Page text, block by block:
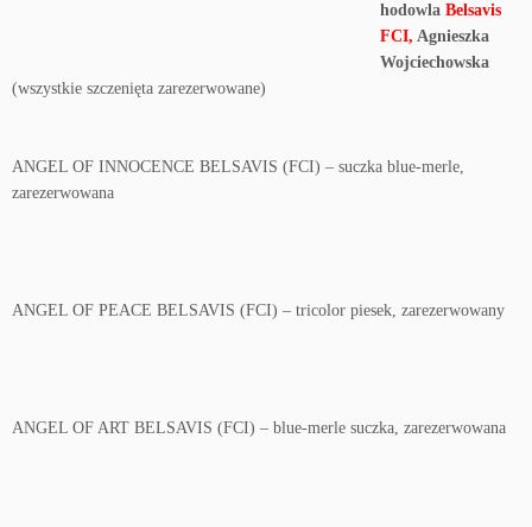
hodowla Belsavis
FCI, Agnieszka
Wojciechowska
(wszystkie szczenięta zarezerwowane)
ANGEL OF INNOCENCE BELSAVIS (FCI) – suczka blue-merle,
zarezerwowana
ANGEL OF PEACE BELSAVIS (FCI) – tricolor piesek, zarezerwowany
ANGEL OF ART BELSAVIS (FCI) – blue-merle suczka, zarezerwowana